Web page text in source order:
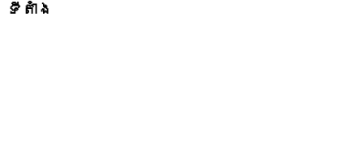
ទីតាំង